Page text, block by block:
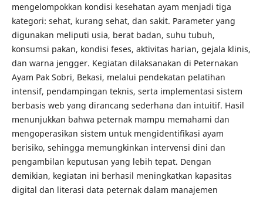
mengelompokkan kondisi kesehatan ayam menjadi tiga
kategori: sehat, kurang sehat, dan sakit. Parameter yang
digunakan meliputi usia, berat badan, suhu tubuh,
konsumsi pakan, kondisi feses, aktivitas harian, gejala klinis,
dan warna jengger. Kegiatan dilaksanakan di Peternakan
Ayam Pak Sobri, Bekasi, melalui pendekatan pelatihan
intensif, pendampingan teknis, serta implementasi sistem
berbasis web yang dirancang sederhana dan intuitif. Hasil
menunjukkan bahwa peternak mampu memahami dan
mengoperasikan sistem untuk mengidentifikasi ayam
berisiko, sehingga memungkinkan intervensi dini dan
pengambilan keputusan yang lebih tepat. Dengan
demikian, kegiatan ini berhasil meningkatkan kapasitas
digital dan literasi data peternak dalam manajemen